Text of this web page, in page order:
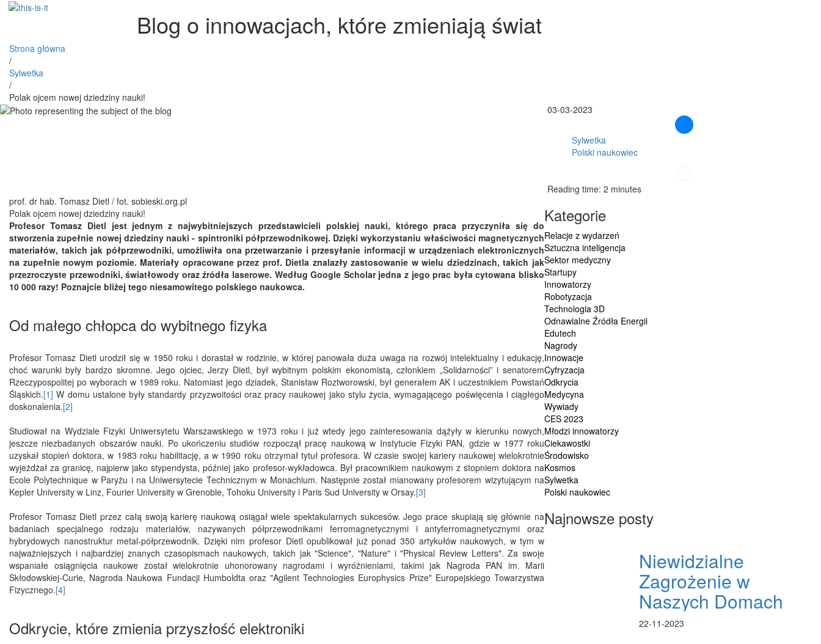
Blog o innowacjach, które zmieniają świat
Strona główna
/
Sylwetka
/
Polak ojcem nowej dziedziny nauki!
03-03-2023
Sylwetka
Polski naukowiec
Reading time: 2 minutes
prof. dr hab. Tomasz Dietl / fot. sobieski.org.pl
Polak ojcem nowej dziedziny nauki!
Profesor Tomasz Dietl jest jednym z najwybitniejszych przedstawicieli polskiej nauki, którego praca przyczyniła się do
stworzenia zupełnie nowej dziedziny nauki - spintroniki półprzewodnikowej. Dzięki wykorzystaniu właściwości magnetycznych
materiałów, takich jak półprzewodniki, umożliwiła ona przetwarzanie i przesyłanie informacji w urządzeniach elektronicznych
na zupełnie nowym poziomie. Materiały opracowane przez prof. Dietla znalazły zastosowanie w wielu dziedzinach, takich jak
przezroczyste przewodniki, światłowody oraz źródła laserowe. Według Google Scholar jedna z jego prac była cytowana blisko
10 000 razy! Poznajcie bliżej tego niesamowitego polskiego naukowca.
Od małego chłopca do wybitnego fizyka
Profesor Tomasz Dietl urodził się w 1950 roku i dorastał w rodzinie, w której panowała duża uwaga na rozwój intelektualny i edukację,
choć warunki były bardzo skromne. Jego ojciec, Jerzy Dietl, był wybitnym polskim ekonomistą, członkiem „Solidarności” i senatorem
Rzeczypospolitej po wyborach w 1989 roku. Natomiast jego dziadek, Stanisław Roztworowski, był generałem AK i uczestnikiem Powstań
Śląskich.[1] W domu ustalone były standardy przyzwoitości oraz pracy naukowej jako stylu życia, wymagającego poświęcenia i ciągłego
doskonalenia.[2]
Studiował na Wydziale Fizyki Uniwersytetu Warszawskiego w 1973 roku i już wtedy jego zainteresowania dążyły w kierunku nowych,
jeszcze niezbadanych obszarów nauki. Po ukończeniu studiów rozpoczął pracę naukową w Instytucie Fizyki PAN, gdzie w 1977 roku
uzyskał stopień doktora, w 1983 roku habilitację, a w 1990 roku otrzymał tytuł profesora. W czasie swojej kariery naukowej wielokrotnie
wyjeżdżał za granicę, najpierw jako stypendysta, później jako profesor-wykładowca. Był pracownikiem naukowym z stopniem doktora na
Ecole Polytechnique w Paryżu i na Uniwersytecie Technicznym w Monachium. Następnie został mianowany profesorem wizytującym na
Kepler University w Linz, Fourier University w Grenoble, Tohoku University i Paris Sud University w Orsay.[3]
Profesor Tomasz Dietl przez całą swoją karierę naukową osiągał wiele spektakularnych sukcesów. Jego prace skupiają się głównie na
badaniach specjalnego rodzaju materiałów, nazywanych półprzewodnikami ferromagnetycznymi i antyferromagnetycznymi oraz
hybrydowych nanostruktur metal-półprzewodnik. Dzięki nim profesor Dietl opublikował już ponad 350 artykułów naukowych, w tym w
najważniejszych i najbardziej znanych czasopismach naukowych, takich jak "Science", "Nature" i "Physical Review Letters". Za swoje
wspaniałe osiągnięcia naukowe został wielokrotnie uhonorowany nagrodami i wyróżnieniami, takimi jak Nagroda PAN im. Marii
Skłodowskiej-Curie, Nagroda Naukowa Fundacji Humboldta oraz "Agilent Technologies Europhysics Prize" Europejskiego Towarzystwa
Fizycznego.[4]
Odkrycie, które zmienia przyszłość elektroniki
Kategorie
Relacje z wydarzeń
Sztuczna inteligencja
Sektor medyczny
Startupy
Innowatorzy
Robotyzacja
Technologia 3D
Odnawialne Źródła Energii
Edutech
Nagrody
Innowacje
Cyfryzacja
Odkrycia
Medycyna
Wywiady
CES 2023
Młodzi innowatorzy
Ciekawostki
Środowisko
Kosmos
Sylwetka
Polski naukowiec
Najnowsze posty
Niewidzialne
Zagrożenie w
Naszych Domach
22-11-2023